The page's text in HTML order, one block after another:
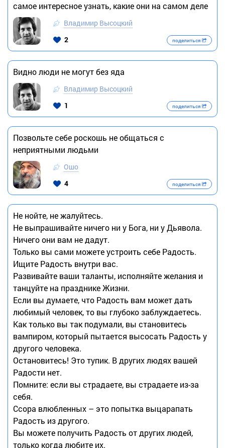
самое интересное узнать, какие они на самом деле
Владимир Высоцкий
2
поделиться
Видно люди не могут без яда
Владимир Высоцкий
1
поделиться
Позвольте себе роскошь не общаться с
неприятными людьми
Ошо
4
поделиться
Не нойте, не жалуйтесь.
Не выпрашивайте ничего ни у Бога, ни у Дьявола.
Ничего они вам не дадут.
Только вы сами можете устроить себе Радость.
Ищите Радость внутри вас.
Развивайте ваши таланты, исполняйте желания и
танцуйте на празднике Жизни.
Если вы думаете, что Радость вам может дать
любимый человек, то вы глубоко заблуждаетесь.
Как только вы так подумали, вы становитесь
вампиром, который пытается высосать Радость у
другого человека.
Остановитесь! Это тупик. В других людях вашей
Радости нет.
Помните: если вы страдаете, вы страдаете из-за
себя.
Ссора влюбленных – это попытка выцарапать
Радость из другого.
Вы можете получить Радость от других людей,
только когда любите их.